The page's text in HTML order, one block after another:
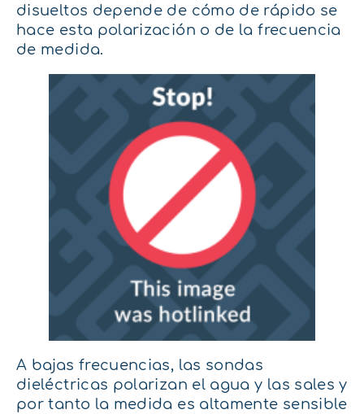
disueltos depende de cómo de rápido se
hace esta polarización o de la frecuencia
de medida.
A bajas frecuencias, las sondas
dieléctricas polarizan el agua y las sales y
por tanto la medida es altamente sensible